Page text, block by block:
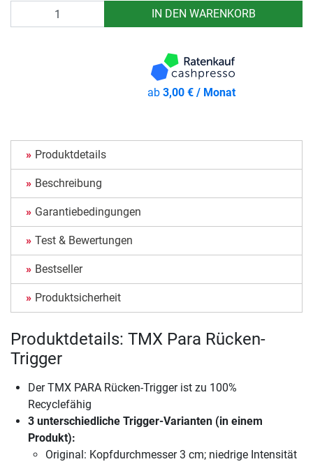
IN DEN WARENKORB
ab3,00 € / Monat
Produktdetails
Beschreibung
Garantiebedingungen
Test & Bewertungen
Bestseller
Produktsicherheit
Produktdetails: TMX Para Rücken-
Trigger
Der TMX PARA Rücken-Trigger ist zu 100%
Recyclefähig
3 unterschiedliche Trigger-Varianten (in einem
Produkt):
Original: Kopfdurchmesser 3 cm; niedrige Intensität